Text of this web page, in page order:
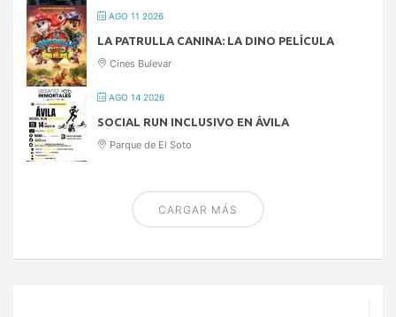
AGO 11 2026
LA PATRULLA CANINA: LA DINO PELÍCULA
Cines Bulevar
AGO 14 2026
SOCIAL RUN INCLUSIVO EN ÁVILA
Parque de El Soto
CARGAR MÁS